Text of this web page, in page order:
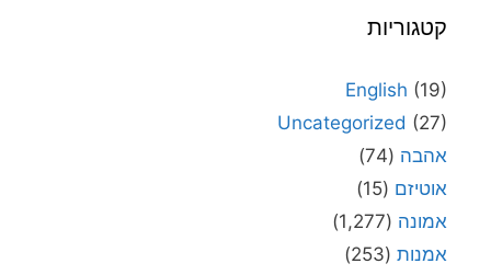
קטגוריות
English (19)
Uncategorized (27)
אהבה (74)
אוטיזם (15)
אמונה (1,277)
אמנות (253)